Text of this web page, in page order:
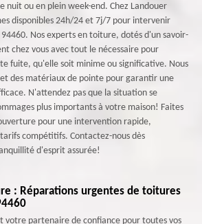
ou en plein week-end. Chez Landouer
disponibles 24h/24 et 7j/7 pour intervenir
Nos experts en toiture, dotés d'un savoir-
chez vous avec tout le nécessaire pour
fuite, qu'elle soit minime ou significative. Nous
des matériaux de pointe pour garantir une
N'attendez pas que la situation se
plus importants à votre maison! Faites
pour une intervention rapide,
compétitifs. Contactez-nous dès
d'esprit assurée!
: Réparations urgentes de toitures
votre partenaire de confiance pour toutes vos